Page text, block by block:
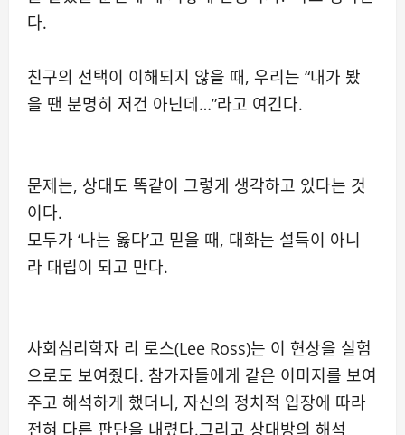
다.
친구의 선택이 이해되지 않을 때, 우리는 “내가 봤
을 땐 분명히 저건 아닌데…”라고 여긴다.
문제는, 상대도 똑같이 그렇게 생각하고 있다는 것
이다.
모두가 ‘나는 옳다’고 믿을 때, 대화는 설득이 아니
라 대립이 되고 만다.
사회심리학자 리 로스(Lee Ross)는 이 현상을 실험
으로도 보여줬다. 참가자들에게 같은 이미지를 보여
주고 해석하게 했더니, 자신의 정치적 입장에 따라
전혀 다른 판단을 내렸다.그리고 상대방의 해석